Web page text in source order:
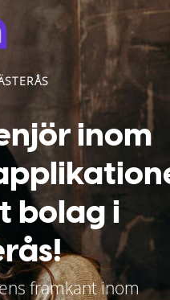
inom
bolag i
framkant inom